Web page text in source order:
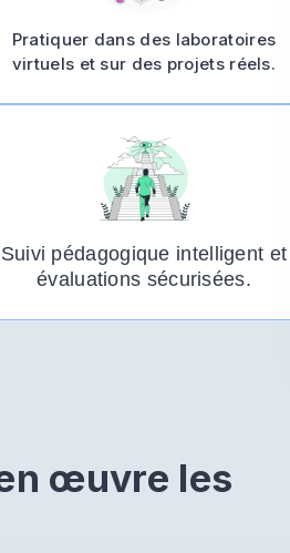
Pratiquer dans des laboratoires
virtuels et sur des projets réels.
Suivi pédagogique intelligent et
évaluations sécurisées.
œuvre les